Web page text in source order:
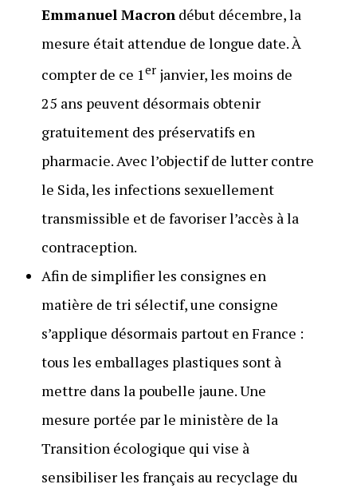
Emmanuel Macrondébut décembre, la
mesure était attendue de longue date. À
compter de ce 1erjanvier, les moins de
25 ans peuvent désormais obtenir
gratuitement des préservatifs en
pharmacie. Avec l’objectif de lutter contre
le Sida, les infections sexuellement
transmissible et de favoriser l’accès à la
contraception.
Afin de simplifier les consignes en
matière de tri sélectif, une consigne
s’applique désormais partout en France :
tous les emballages plastiques sont à
mettre dans la poubelle jaune. Une
mesure portée par le ministère de la
Transition écologique qui vise à
sensibiliser les français au recyclage du